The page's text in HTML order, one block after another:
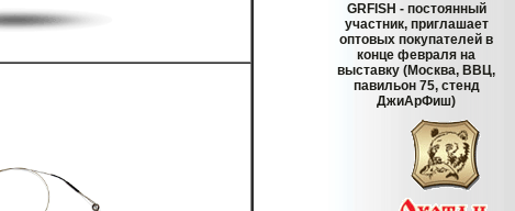
GRFISH - постоянный
участник, приглашает
оптовых покупателей в
конце февраля на
выставку (Москва, ВВЦ,
павильон 75, стенд
ДжиАрФиш)